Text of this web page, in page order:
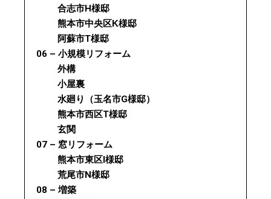
合志市H様邸
熊本市中央区K様邸
阿蘇市T様邸
06 – 小規模リフォーム
外構
小屋裏
水廻り（玉名市G様邸）
熊本市西区T様邸
玄関
07 – 窓リフォーム
熊本市東区I様邸
荒尾市N様邸
08 – 増築